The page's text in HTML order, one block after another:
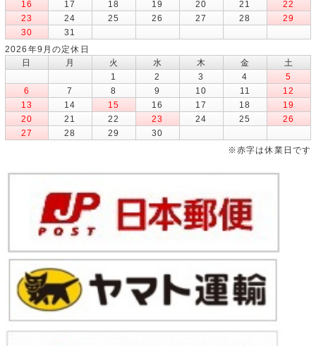
16
17 18 19 20 21
22
23
24 25 26 27 28
29
30
31
2026年9月の定休日
日
月 火 水 木 金
土
1
2 3 4
5
6
7 8 9 10 11
12
13
14 15 16 17 18
19
20
21 22 23 24 25
26
27
28 29
30
※赤字は休業日です